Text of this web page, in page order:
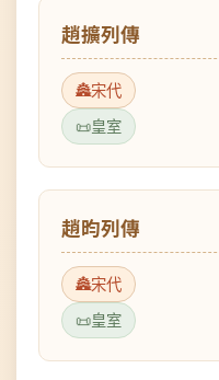
宋代
皇室
趙昀列傳
宋代
皇室
趙禥列傳